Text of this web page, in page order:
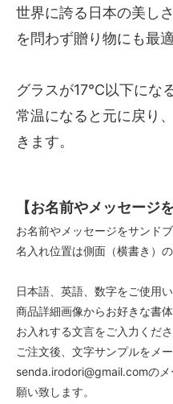
世界に誇る日本の美し
を問わず贈り物にも最適
グラスが17℃以下にな
常温になると元に戻り
きます。
【お名前やメッセージ
お名前やメッセージをサンド
名入れ位置は側面（横書き）の
日本語、英語、数字をご使用い
商品詳細画像からお好きな書
お入れする文言をご入力くだ
ご注文後、文字サンプルをメ
senda.irodori@gmail.comの
願い致します。